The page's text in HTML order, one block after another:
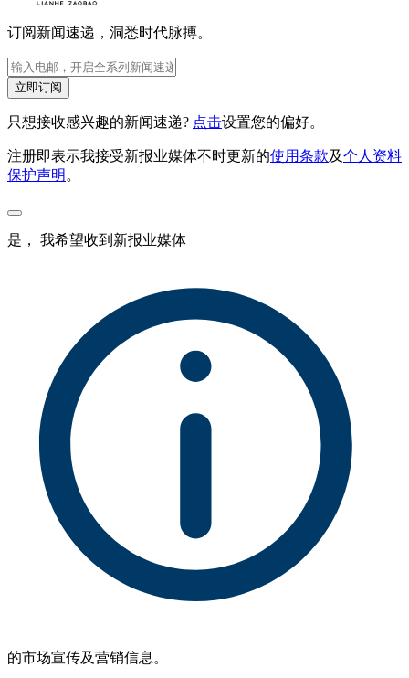
订阅新闻速递，洞悉时代脉搏。
立即订阅
只想接收感兴趣的新闻速递? 点击设置您的偏好。
注册即表示我接受新报业媒体不时更新的使用条款及个人资料
保护声明 。
是， 我希望收到新报业媒体
的市场宣传及营销信息。